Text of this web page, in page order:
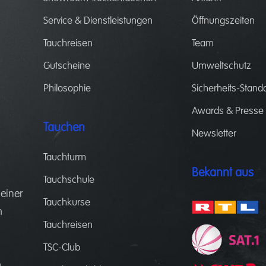
Service & Dienstleistungen
Tauchreisen
Gutscheine
Philosophie
Tauchen
Tauchturm
Tauchschule
Tauchkurse
Tauchreisen
TSC-Club
Öffnungszeiten
Team
Umweltschutz
Sicherheits-
Awards & Presse
Newsletter
Bekannt aus